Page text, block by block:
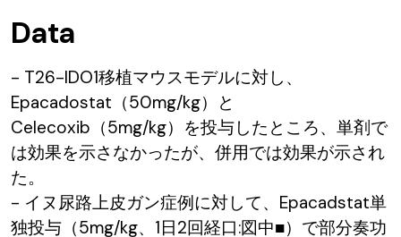
Data
- T26-IDO1移植マウスモデルに対し、
Epacadostat（50mg/kg）と
Celecoxib（5mg/kg）を投与したところ、単剤で
は効果を示さなかったが、併用では効果が示され
た。
- イヌ尿路上皮ガン症例に対して、Epacadstat単
独投与（5mg/kg、1日2回経口:図中■）で部分奏功